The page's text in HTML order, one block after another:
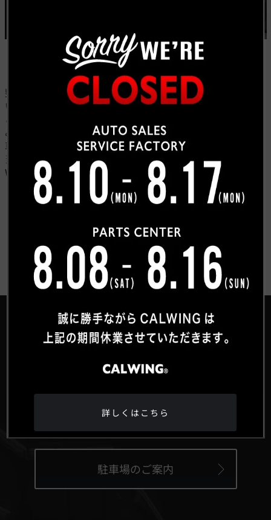
整備のご用命でご来店いただきましたW様、展示されて
いるエスカレードを見て即決頂きました。
ご契約頂いた日からご納車させて頂くまで、とても楽し
みにされているお客様の気持ちが伝わり、私どももご納
車日が楽しみでした。
当日も笑顔を沢山見せて頂きとても嬉しかったです。
W様、有難うごいました。今後ともよろしくお願い致し
ます。
〒359-0027 埼玉県所沢市松郷342-6
Google Maps
駐車場のご案内
詳しくはこちら